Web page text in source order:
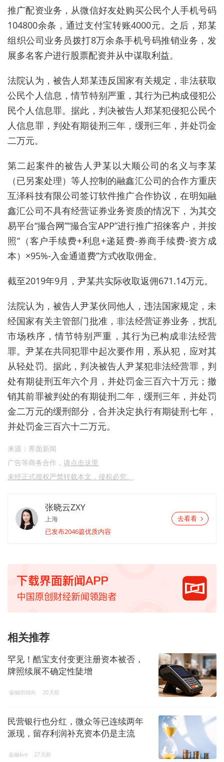
推广配资业务，从微信好友处购买公民个人手机号码
104800余条，通过支付宝转账4000元。之后，郑某
组织公司业务员拨打8万余条手机号码推销业务，发
展多名客户进行股票配资并从中谋取利益。
法院认为，被告人郑某违反国家有关规定，非法获取
公民个人信息，情节特别严重，其行为已构成侵犯公
民个人信息罪。据此，判决被告人郑某犯侵犯公民个
人信息罪，判处有期徒刑三年，缓刑三年，并处罚金
二万元。
第二起案件的被告人尹某以大顺公司的名义与李某
（已另案处理）等人控制的融鑫汇公司的合作方重庆
互泽科技有限公司签订软件推广合作协议，在明知融
鑫汇公司不具有经营证券业务资质的情况下，为其交
易平台“撮合网”“撮合宝APP”进行推广招徕客户，并按
照“（客户手续费+利息+递延费-券商手续费-资方成
本）×95%-入金通道费”方式收取佣金。
截至2019年9月，尹某共实际收取返佣671.14万元。
法院认为，被告人尹某伙同他人，违法国家规定，未
经国家有关主管部门批准，非法经营证券业务，扰乱
市场秩序，情节特别严重，其行为已构成非法经营
罪。尹某在共同犯罪中起次要作用，系从犯，应对其
从轻处罚。据此，判决被告人尹某犯非法经营罪，判
处有期徒刑五年六个月，并处罚金三百六十万元；撤
销其前罪被判处的有期徒刑二年，缓刑三年，并处罚
金二万元的缓刑部分，合并决定执行有期徒刑七年，
并处罚金三百六十二万元。
来源：界面新闻
广告等商务合作， 请点击这里
未经正式授权严禁转载本文，侵权必究。
张晓云ZXY
上海
已发布2046篇优质内容
去看看
相关推荐
罕见！酷宝支付变更注册资本被否，
牌照续展不确定性陡增
金融街动向 20天前
民营银行也分红，微众等已连续两年
派现，留存利润补充资本仍是主流
金融live 27天前